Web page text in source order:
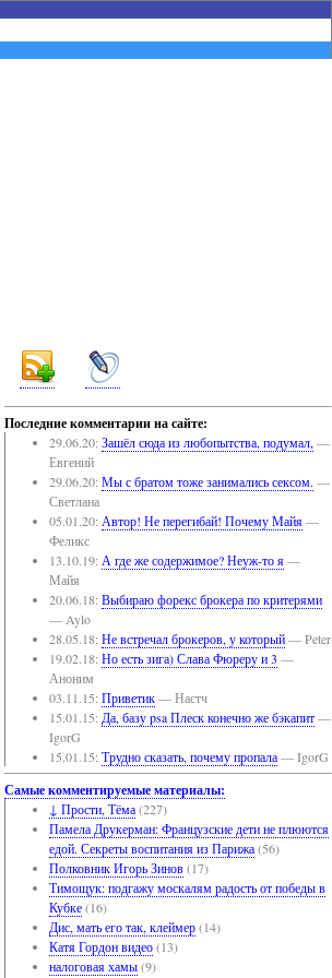
Последние комментарии на сайте:
29.06.20: Зашёл сюда из любопытства, подумал, —
Евгений
29.06.20: Мы с братом тоже занимались сексом. —
Светлана
05.01.20: Автор! Не перегибай! Почему Майя—
Феликс
13.10.19: А где же содержимое? Неуж-то я—
Майя
20.06.18: Выбираю форекс брокера по критерями
— Aylo
28.05.18: Не встречал брокеров, у который— Peter
19.02.18: Но есть зига) Слава Фюреру и 3 —
Аноним
03.11.15: Приветик— Настч
15.01.15: Да, базу psa Плеск конечно же бэкапит—
IgorG
15.01.15: Трудно сказать, почему пропала— IgorG
Самые комментируемые материалы:
↓ Прости, Тёма(227)
Памела Друкерман: Французские дети не плюются
едой. Секреты воспитания из Парижа(56)
Полковник Игорь Зинов(17)
Тимощук: подгажу москалям радость от победы в
Кубке(16)
Дис, мать его так, клеймер(14)
Катя Гордон видео(13)
налоговая хамы(9)